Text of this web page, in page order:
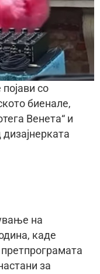
со
биенале,
Венета“ и
на
каде
за